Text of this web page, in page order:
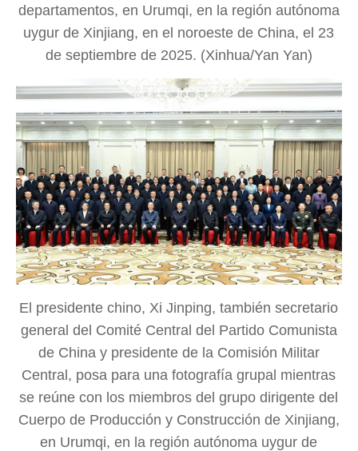
departamentos, en Urumqi, en la región autónoma
uygur de Xinjiang, en el noroeste de China, el 23
de septiembre de 2025. (Xinhua/Yan Yan)
El presidente chino, Xi Jinping, también secretario
general del Comité Central del Partido Comunista
de China y presidente de la Comisión Militar
Central, posa para una fotografía grupal mientras
se reúne con los miembros del grupo dirigente del
Cuerpo de Producción y Construcción de Xinjiang,
en Urumqi, en la región autónoma uygur de